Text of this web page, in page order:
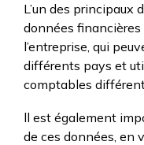
L’un des principaux
données financières
l’entreprise, qui
différents pays et
comptables
ll est également
de ces données, en